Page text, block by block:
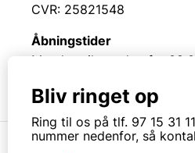
CVR: 25821548
Åbningstider
Mandag til torsdag fra
Bliv ringet op
Ring til os på tlf. 97 15 31
nummer nedenfor, så